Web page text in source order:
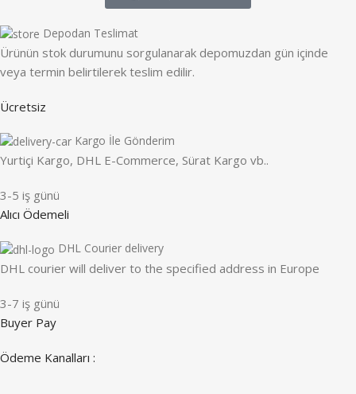
Depodan Teslimat
Ürünün stok durumunu sorgulanarak depomuzdan gün içinde
veya termin belirtilerek teslim edilir.
Ücretsiz
Kargo İle Gönderim
Yurtiçi Kargo, DHL E-Commerce, Sürat Kargo vb..
3-5 iş günü
Alıcı Ödemeli
DHL Courier delivery
DHL courier will deliver to the specified address in Europe
3-7 iş günü
Buyer Pay
Ödeme Kanalları :